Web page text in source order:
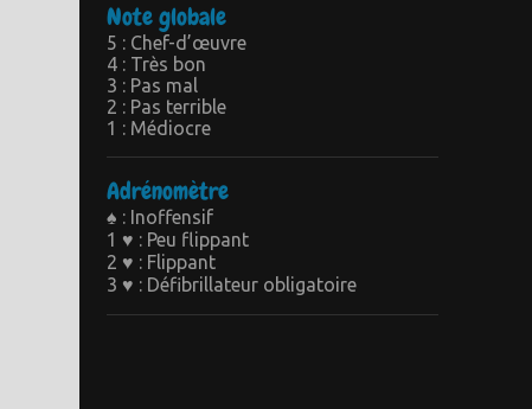
Note globale
5 : Chef-d’œuvre
4 : Très bon
3 : Pas mal
2 : Pas terrible
1 : Médiocre
Adrénomètre
♠ : Inoffensif
1 ♥ : Peu flippant
2 ♥ : Flippant
3 ♥ : Défibrillateur obligatoire